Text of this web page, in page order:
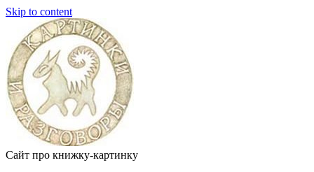
Skip to content
Сайт про книжку-картинку